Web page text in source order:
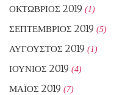
ΟΚΤΏΒΡΙΟΣ 2019 (1)
ΣΕΠΤΈΜΒΡΙΟΣ 2019 (5)
ΑΎΓΟΥΣΤΟΣ 2019 (1)
ΙΟΎΝΙΟΣ 2019 (4)
ΜΆΙΟΣ 2019 (7)